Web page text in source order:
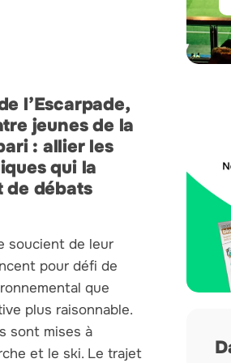
l’Escarpade,
jeunes de la
: allier les
qui la
de débats
soucient de leur
pour défi de
que
plus raisonnable.
sont mises à
et le ski. Le trajet